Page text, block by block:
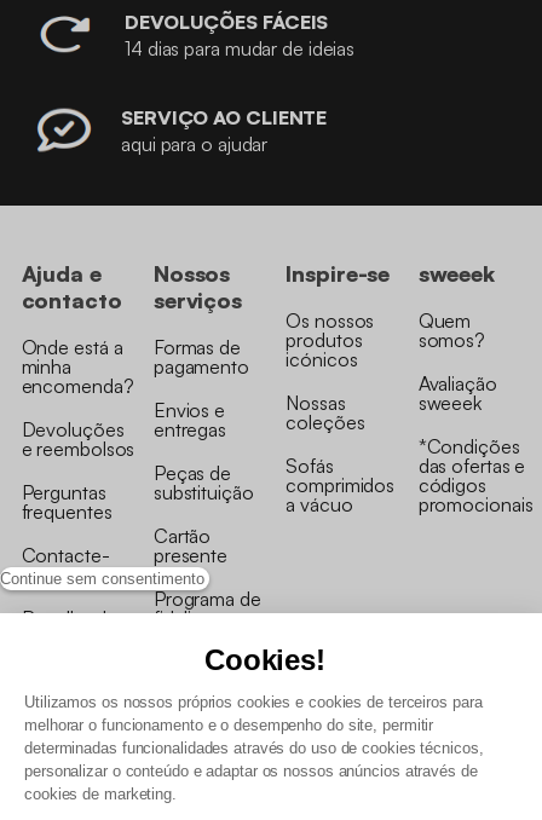
Continue sem consentimento
Cookies!
Utilizamos os nossos próprios cookies e cookies de terceiros para
melhorar o funcionamento e o desempenho do site, permitir
determinadas funcionalidades através do uso de cookies técnicos,
personalizar o conteúdo e adaptar os nossos anúncios através de
cookies de marketing.
DEVOLUÇÕES FÁCEIS
14 dias para mudar de ideias
SERVIÇO AO CLIENTE
aqui para o ajudar
Ajuda e
contacto
Onde está a
minha
encomenda?
Devoluções
e reembolsos
Perguntas
frequentes
Contacte-
nos
Recolha de
Nossos
serviços
Formas de
pagamento
Envios e
entregas
Peças de
substituição
Cartão
presente
Programa de
fidelizaçao
Inspire-se
Os nossos
produtos
icónicos
Nossas
coleções
Sofás
comprimidos
a vácuo
sweeek
Quem
somos?
Avaliação
sweeek
*Condições
das ofertas e
códigos
promocionais
Termos e Condições Gerais de Venda e Aviso Legal